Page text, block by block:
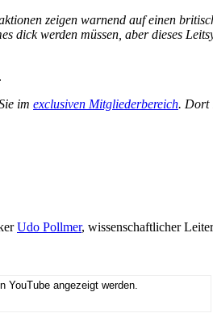
zeigen warnend auf einen
dick werden müssen, aber dieses
im exclusiven Mitgliederbereich. Dort
Udo Pollmer, wissenschaftlicher
YouTube angezeigt werden.